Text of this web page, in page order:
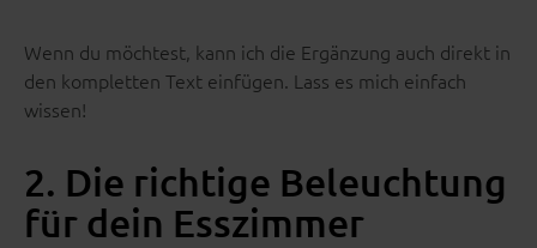
Wenn du möchtest, kann ich die Ergänzung auch direkt in
den kompletten Text einfügen. Lass es mich einfach
wissen!
2. Die richtige Beleuchtung
für dein Esszimmer